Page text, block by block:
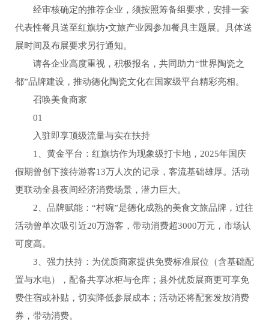
经审核确定的推荐企业，须按照筹备组要求，安排一套
代表性餐具送至红旗坊•文旅产业园参加餐具主题展。具体送
展时间及布展要求另行通知。
请各企业高度重视，积极报名，共同助力“世界陶瓷之
都”品牌建设，推动德化陶瓷文化在国家级平台精彩亮相。
召唤美食商家
01
入驻即享顶级流量与实在扶持
1、黄金平台：红旗坊作为现象级打卡地，2025年国庆
假期曾创下接待游客13万人次的记录，客流基础雄厚。活动
更联动全县夜间经济消费场景，潜力巨大。
2、品牌赋能：“村碗”是德化成熟的美食文旅品牌，过往
活动曾单次吸引近20万游客，带动消费超3000万元，市场认
可度高。
3、强力扶持：为优质商家提供免费标准展位（含基础配
置与水电），配备共享冰柜与仓库；县外优质展商更可享免
费住宿或补贴，切实降低参展成本；活动还将配套发放消费
券，带动消费。